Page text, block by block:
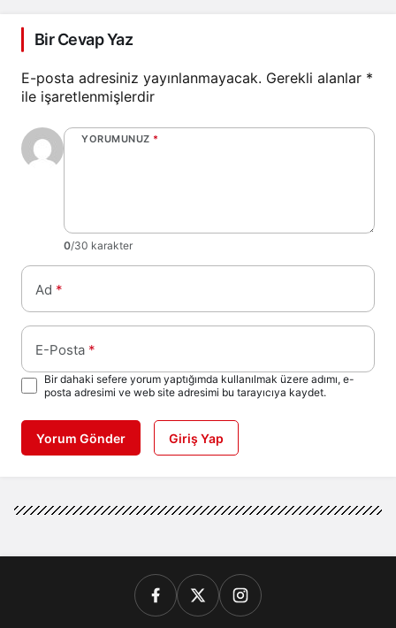
Bir Cevap Yaz
E-posta adresiniz yayınlanmayacak. Gerekli alanlar *
ile işaretlenmişlerdir
YORUMUNUZ *
0/30 karakter
Ad *
E-Posta *
Bir dahaki sefere yorum yaptığımda kullanılmak üzere adımı, e-
posta adresimi ve web site adresimi bu tarayıcıya kaydet.
Yorum Gönder Giriş Yap